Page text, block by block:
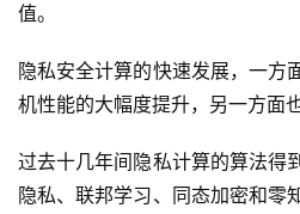
值。
隐私安全计算的快速发展，一方
机性能的大幅度提升，另一方面
过去十几年间隐私计算的算法得
隐私、联邦学习、同态加密和零